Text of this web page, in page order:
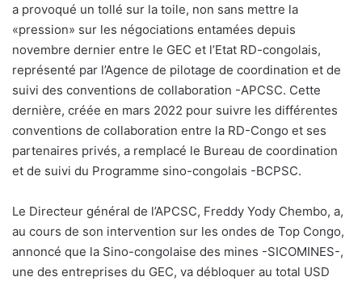
a provoqué un tollé sur la toile, non sans mettre la
«pression» sur les négociations entamées depuis
novembre dernier entre le GEC et l’Etat RD-congolais,
représenté par l’Agence de pilotage de coordination et de
suivi des conventions de collaboration -APCSC. Cette
dernière, créée en mars 2022 pour suivre les différentes
conventions de collaboration entre la RD-Congo et ses
partenaires privés, a remplacé le Bureau de coordination
et de suivi du Programme sino-congolais -BCPSC.
Le Directeur général de l’APCSC, Freddy Yody Chembo, a,
au cours de son intervention sur les ondes de Top Congo,
annoncé que la Sino-congolaise des mines -SICOMINES-,
une des entreprises du GEC, va débloquer au total USD